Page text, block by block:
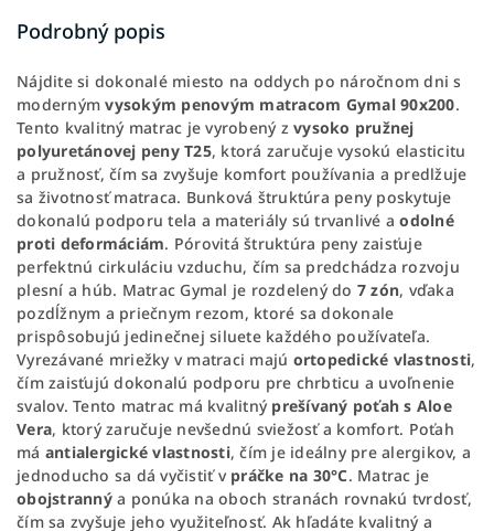
Podrobný popis
Nájdite si dokonalé miesto na oddych po náročnom dni s
modernýmvysokým penovým matracom Gymal 90x200.
Tento kvalitný matrac je vyrobený z vysoko pružnej
polyuretánovej peny T25, ktorá zaručuje vysokú elasticitu
a pružnosť, čím sa zvyšuje komfort používania a predlžuje
sa životnosť matraca. Bunková štruktúra peny poskytuje
dokonalú podporu tela a materiály sú trvanlivé aodolné
proti deformáciám. Pórovitá štruktúra peny zaisťuje
perfektnú cirkuláciu vzduchu, čím sa predchádza rozvoju
plesní a húb. Matrac Gymal je rozdelený do 7 zón, vďaka
pozdĺžnym a priečnym rezom, ktoré sa dokonale
prispôsobujú jedinečnej siluete každého používateľa.
Vyrezávané mriežky v matraci majú ortopedické vlastnosti,
čím zaisťujú dokonalú podporu pre chrbticu a uvoľnenie
svalov. Tento matrac má kvalitný prešívaný poťah s Aloe
Vera, ktorý zaručuje nevšednú sviežosť a komfort. Poťah
má antialergické vlastnosti, čím je ideálny pre alergikov, a
jednoducho sa dá vyčistiť vpráčke na 30°C. Matrac je
obojstrannýa ponúka na oboch stranách rovnakú tvrdosť,
čím sa zvyšuje jeho využiteľnosť. Ak hľadáte kvalitný a